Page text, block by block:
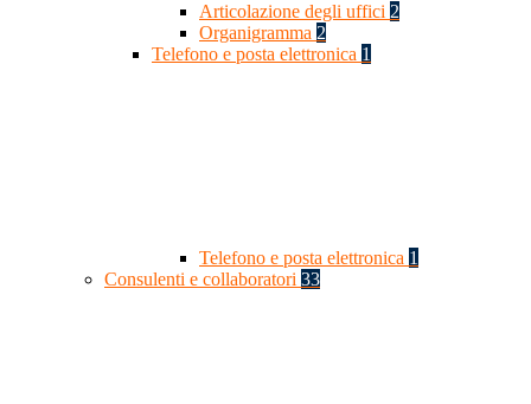
Articolazione degli uffici 2
Organigramma 2
Telefono e posta elettronica 1
Telefono e posta elettronica 1
Consulenti e collaboratori 33